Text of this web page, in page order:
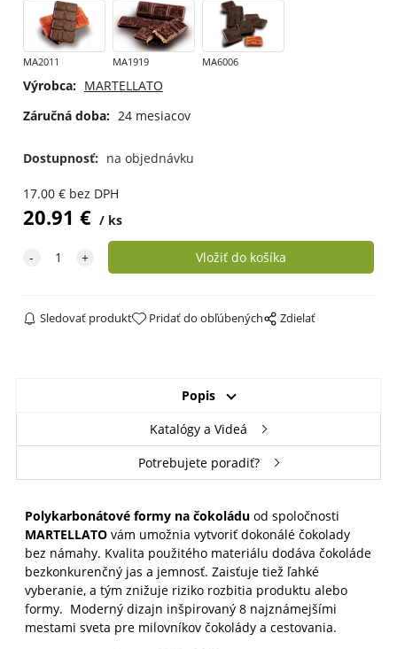
MA2011 MA1919 MA6006
Výrobca: MARTELLATO
Záručná doba: 24 mesiacov
Dostupnosť: na objednávku
17.00€ bez DPH
20.91 € ks
Sledovať produkt Pridať do obľúbených Zdielať
Popis
Katalógy a Videá
Potrebujete poradiť?
Polykarbonátové formy na čokoládu od spoločnosti
MARTELLATOvám umožnia vytvoriť dokonálé čokolady
bez námahy. Kvalita použitého materiálu dodáva čokoláde
bezkonkurenčný jas a jemnosť. Zaisťuje tiež ľahké
vyberanie, a tým znižuje riziko rozbitia produktu alebo
formy. Moderný dizajn inšpirovaný 8 najznámejšími
mestami sveta pre milovníkov čokolády a cestovania.